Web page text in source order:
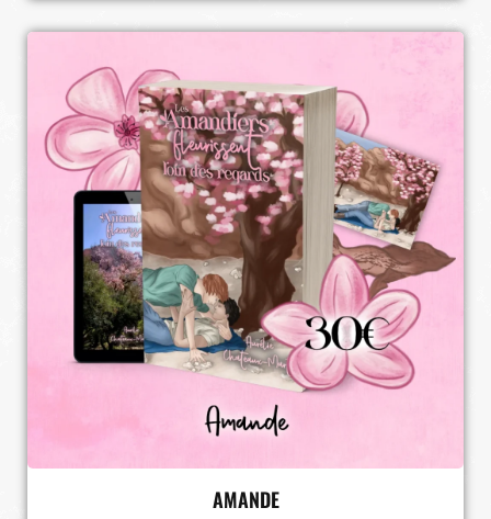
AMANDE